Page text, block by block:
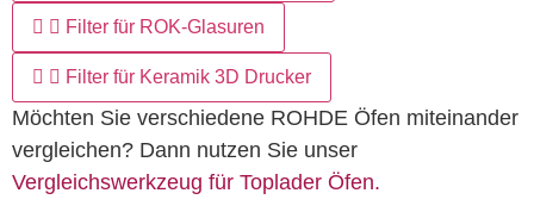
Filter für ROK-Glasuren
Filter für Keramik 3D Drucker
Möchten Sie verschiedene ROHDE Öfen miteinander
vergleichen? Dann nutzen Sie unser
Vergleichswerkzeug für Toplader Öfen.